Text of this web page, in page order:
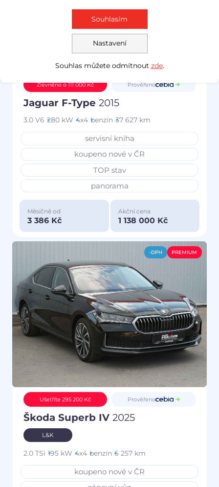
Zlevněno o 111 000 Kč Prověřeno
Jaguar F-Type 2015
3.0 V6 280 kW 4x4 benzín 37 627 km
servisní kniha
koupeno nové v ČR
TOP stav
panorama
Měsíčně od
3 386 Kč
Akční cena
1 138 000 Kč
-DPH PREMIUM
Ušetříte 295 200 Kč Prověřeno
Škoda Superb IV 2025
L&K
2.0 TSi 195 kW 4x4 benzín 6 257 km
koupeno nové v ČR
Nastavení
Souhlasím
Souhlas můžete odmítnout zde.